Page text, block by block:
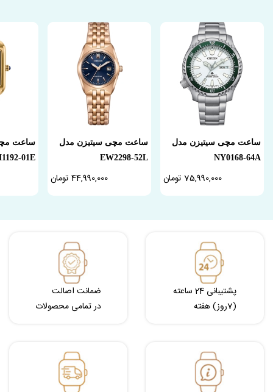
ساعت مچی سیتیزن مدل
NY0168-64A
75,990,000 تومان
ساعت مچی سیتیزن مدل
EW2298-52L
44,990,000 تومان
ساعت
01E
پشتیبانی 24 ساعته
(7روز) هفته
ضمانت اصالت
در تمامی محصولات